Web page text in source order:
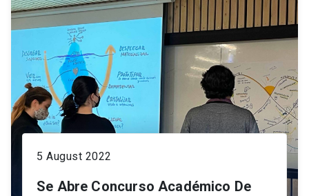
5 August 2022
Se Abre Concurso Académico De